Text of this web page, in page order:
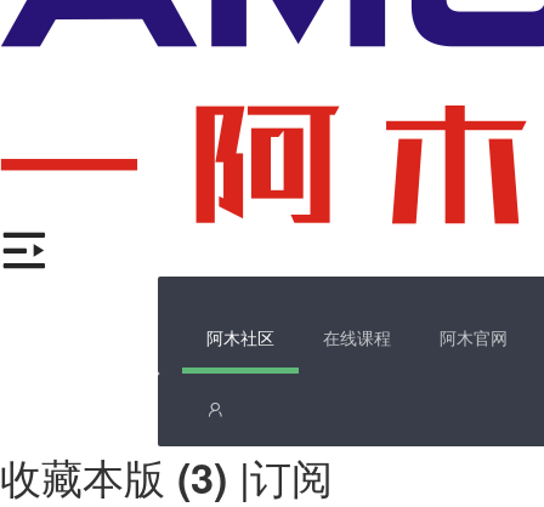
阿木社区 在线课程 阿木官网
收藏本版 (3) |订阅